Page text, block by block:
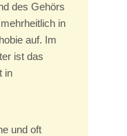
des Gehörs
in
auf. Im
ist das
in
und oft